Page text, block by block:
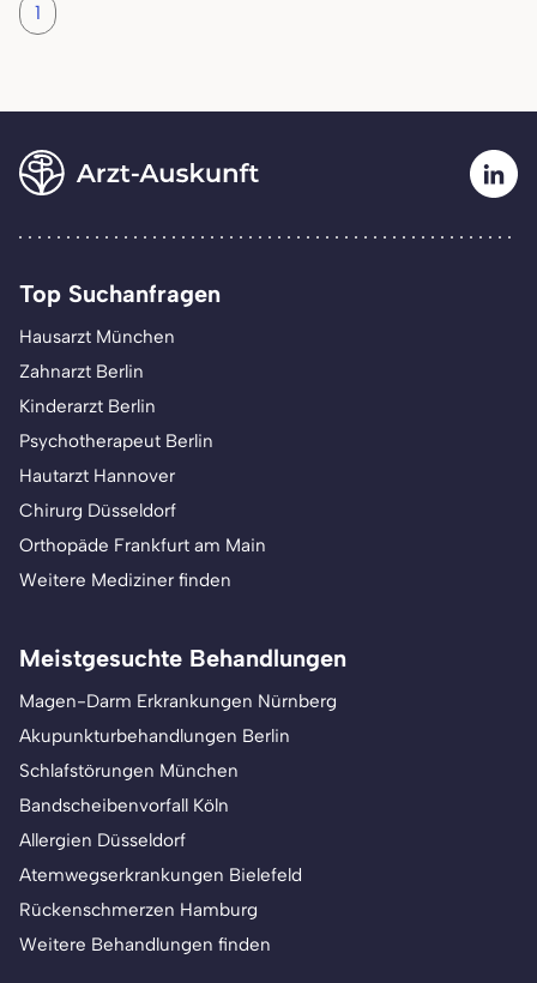
1
Top Suchanfragen
Hausarzt München
Zahnarzt Berlin
Kinderarzt Berlin
Psychotherapeut Berlin
Hautarzt Hannover
Chirurg Düsseldorf
Orthopäde Frankfurt am Main
Weitere Mediziner finden
Meistgesuchte Behandlungen
Magen-Darm Erkrankungen Nürnberg
Akupunkturbehandlungen Berlin
Schlafstörungen München
Bandscheibenvorfall Köln
Allergien Düsseldorf
Atemwegserkrankungen Bielefeld
Rückenschmerzen Hamburg
Weitere Behandlungen finden